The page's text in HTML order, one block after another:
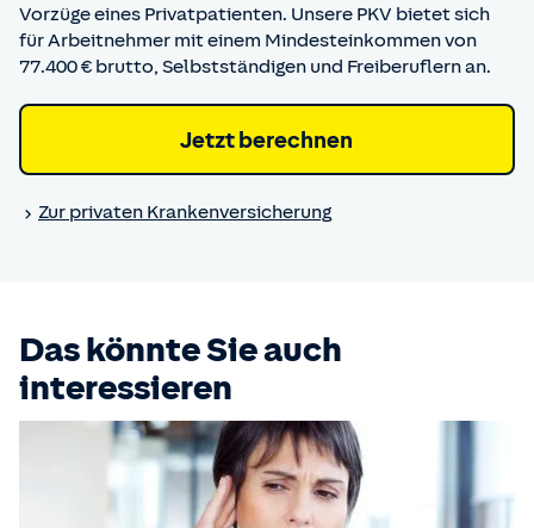
Vorzüge eines Privatpatienten. Unsere PKV bietet sich
für Arbeitnehmer mit einem Mindesteinkommen von
77.400 € brutto, Selbstständigen und Freiberuflern an.
Jetzt berechnen
Zur privaten Kranken­versicherung
Das könnte Sie auch
interessieren